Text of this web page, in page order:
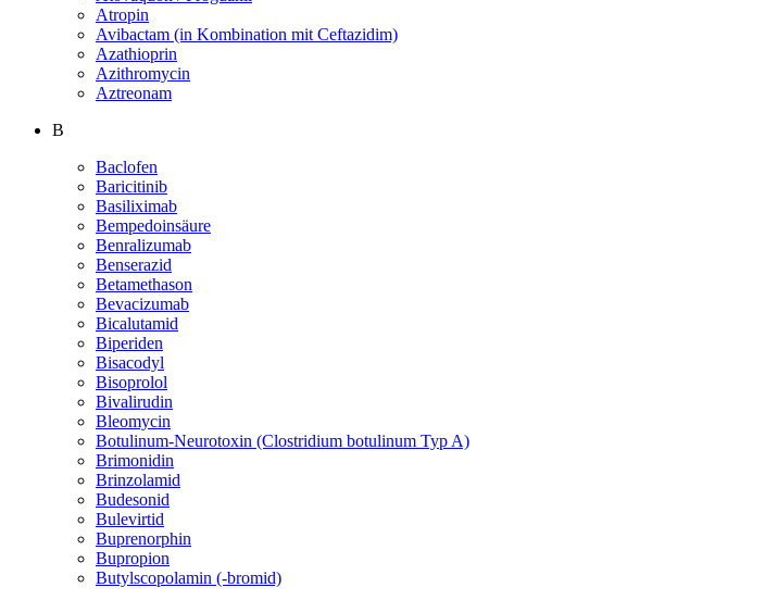
Atropin
Avibactam (in Kombination mit Ceftazidim)
Azathioprin
Azithromycin
Aztreonam
B
Baclofen
Baricitinib
Basiliximab
Bempedoinsäure
Benralizumab
Benserazid
Betamethason
Bevacizumab
Bicalutamid
Biperiden
Bisacodyl
Bisoprolol
Bivalirudin
Bleomycin
Botulinum-Neurotoxin (Clostridium botulinum Typ A)
Brimonidin
Brinzolamid
Budesonid
Bulevirtid
Buprenorphin
Bupropion
Butylscopolamin (-bromid)